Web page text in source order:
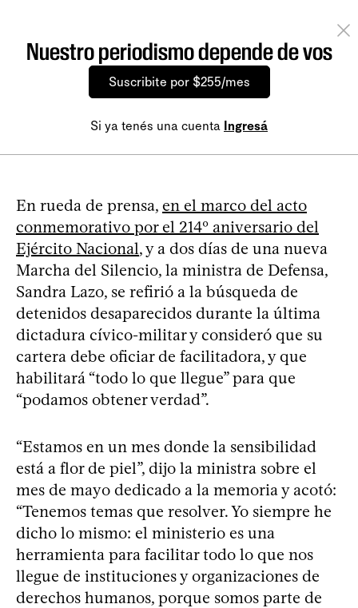
Nuestro periodismo depende de vos
Suscribite por $255/mes
Si ya tenés una cuenta Ingresá
En rueda de prensa, en el marco del acto
conmemorativo por el 214º aniversario del
Ejército Nacional, y a dos días de una nueva
Marcha del Silencio, la ministra de Defensa,
Sandra Lazo, se refirió a la búsqueda de
detenidos desaparecidos durante la última
dictadura cívico-militar y consideró que su
cartera debe oficiar de facilitadora, y que
habilitará “todo lo que llegue” para que
“podamos obtener verdad”.
“Estamos en un mes donde la sensibilidad
está a flor de piel”, dijo la ministra sobre el
mes de mayo dedicado a la memoria y acotó:
“Tenemos temas que resolver. Yo siempre he
dicho lo mismo: el ministerio es una
herramienta para facilitar todo lo que nos
llegue de instituciones y organizaciones de
derechos humanos, porque somos parte de